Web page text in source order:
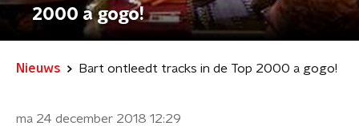
2000 a gogo!
Nieuws Bart ontleedt tracks in de Top 2000 a gogo!
ma 24 december 2018 12:29